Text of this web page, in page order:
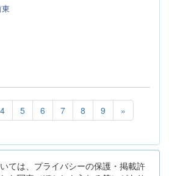
4 5 6 7 8 9 »
ては、プライバシーの保護・掲載許